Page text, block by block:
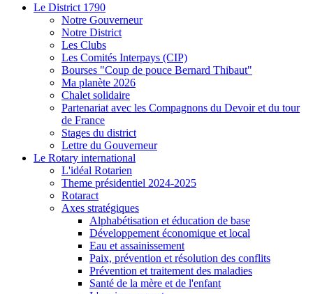
Le District 1790
Notre Gouverneur
Notre District
Les Clubs
Les Comités Interpays (CIP)
Bourses "Coup de pouce Bernard Thibaut"
Ma planète 2026
Chalet solidaire
Partenariat avec les Compagnons du Devoir et du tour
de France
Stages du district
Lettre du Gouverneur
Le Rotary international
L'idéal Rotarien
Theme présidentiel 2024-2025
Rotaract
Axes stratégiques
Alphabétisation et éducation de base
Développement économique et local
Eau et assainissement
Paix, prévention et résolution des conflits
Prévention et traitement des maladies
Santé de la mère et de l'enfant